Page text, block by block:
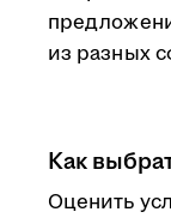
из разных
Как
Оценить